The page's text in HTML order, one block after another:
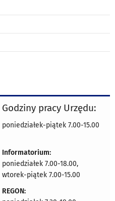
Godziny pracy Urzędu:
poniedziałek-piątek 7.00-15.00
Informatorium:
poniedziałek 7.00-18.00,
wtorek-piątek 7.00-15.00
REGON: